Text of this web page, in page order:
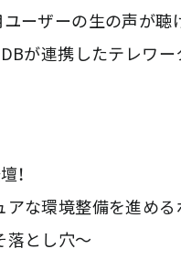
ーザーの生の声が
が連携したテレワ
！
な環境整備を進める
落とし穴～